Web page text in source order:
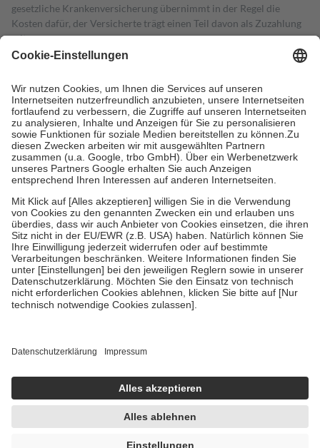
gesetzliche Krankenversicherung übernimmt in der Regel die
Kosten dafür, der Versicherte trägt einen Teil davon als Zuzahlung
mit.
Grundsätzlich leisten Mitglieder Zuzahlungen in Höhe von zehn
höchstens zehn Euro.
Es sind jedoch nie mehr als die tatsächlichen
Kosten der Leistung zu entrichten.
Diese Regeln gelten grundsätzlich auch für Online-Apotheken.
Bei Heilmitteln und häuslicher Krankenpflege beträgt die
Zuzahlung zehn Prozent der Kosten sowie zehn Euro je
Verordnung.
Um das Engagement der Versicherten für ihre eigene Gesundheit zu
stärken und die besondere Stellung der Familie zu unterstützen,
fallenkeine Zuzahlungenan bei:
• Kindern und Jugendlichen bis zum vollendeten 18. Lebensjahr
mit Ausnahme der Fahrkosten
• Untersuchungen zur Vorsorge und Früherkennung, die von der
GKV getragen werden
• empfohlenen Schutzimpfungen
• Harn- und Blutteststreifen
getroffen, um sicherzustellen, dass es sich um echte Bewertungen
https://help.etrusted.com/hc/de/articles/4419944605341
Einige Bilder und Inhalte wurden unter Zuhilfenahme künstlicher